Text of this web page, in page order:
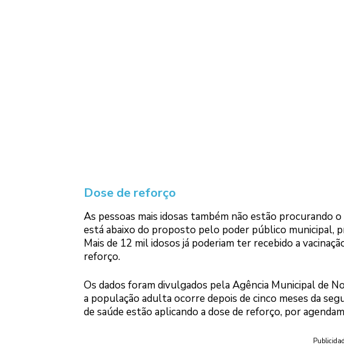
Dose de reforço
As pessoas mais idosas também não estão procurando
está abaixo do proposto pelo poder público municipal,
Mais de 12 mil idosos já poderiam ter recebido a
reforço.
Os dados foram divulgados pela Agência Municipal de
a população adulta ocorre depois de cinco meses da
de saúde estão aplicando a dose de reforço, por